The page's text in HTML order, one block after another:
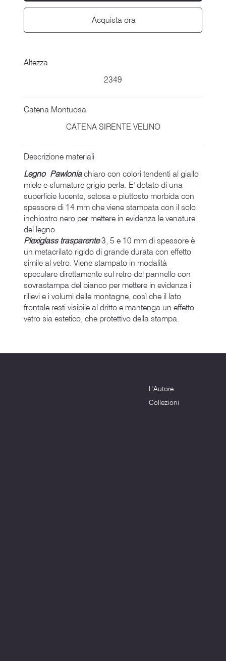
Acquista ora
Altezza
2349
Catena Montuosa
CATENA SIRENTE VELINO
Descrizione materiali
Legno Pawloniachiaro con colori tendenti al giallo
miele e sfumature grigio perla. E' dotato di una
superficie lucente, setosa e piuttosto morbida con
spessore di 14 mm che viene stampata con il solo
inchiostro nero per mettere in evidenza le venature
del legno.
Plexiglass trasparente3, 5 e 10 mm di spessore è
un metacrilato rigido di grande durata con effetto
simile al vetro. Viene stampato in modalità
speculare direttamente sul retro del pannello con
sovrastampa del bianco per mettere in evidenza i
rilievi e i volumi delle montagne, così che il lato
frontale resti visibile al dritto e mantenga un effetto
vetro sia estetico, che protettivo della stampa.
L'Autore
Collezioni